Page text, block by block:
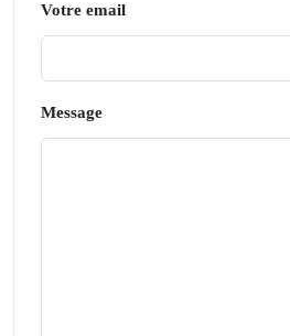
Votre email
Message